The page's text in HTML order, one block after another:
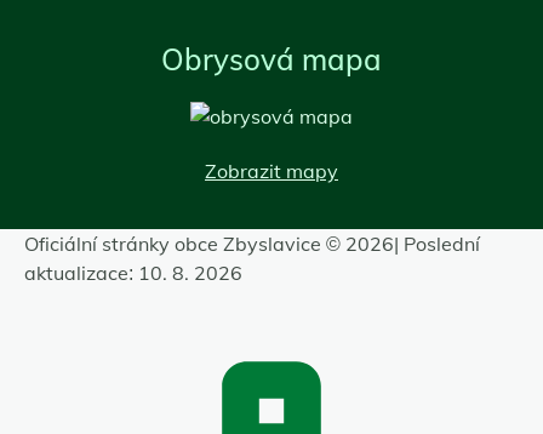
Obrysová mapa
Zobrazit mapy
Oficiální stránky obce Zbyslavice © 2026| Poslední
aktualizace: 10. 8. 2026